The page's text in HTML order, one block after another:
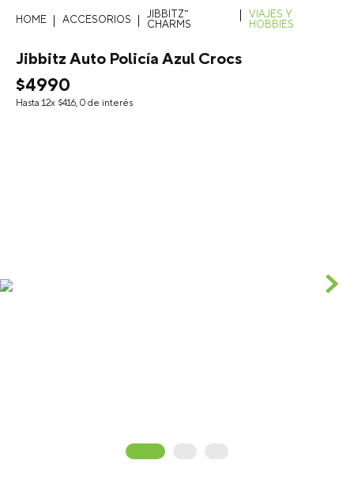
ACCESORIOS
JIBBITZ™
CHARMS
VIAJES Y
HOBBIES
Jibbitz Auto Policía Azul Crocs
$4990
Hasta 12x $416, 0 de interés